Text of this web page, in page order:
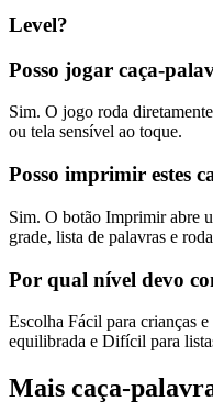
Level?
Posso jogar caça-
Sim. O jogo roda
ou tela sensível ao toque.
Posso imprimir estes
Sim. O botão Imprimir abre
grade, lista de palavras e
Por qual nível devo
Escolha Fácil para crianças
equilibrada e Difícil para
Mais caça-